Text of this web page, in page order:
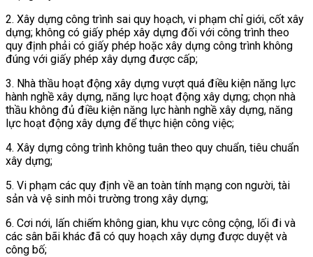
2. Xây dựng công trình sai quy hoạch, vi phạm chỉ giới, cốt xây
dựng; không có giấy phép xây dựng đối với công trình theo
quy định phải có giấy phép hoặc xây dựng công trình không
đúng với giấy phép xây dựng được cấp;
3. Nhà thầu hoạt động xây dựng vượt quá điều kiện năng lực
hành nghề xây dựng, năng lực hoạt động xây dựng; chọn nhà
thầu không đủ điều kiện năng lực hành nghề xây dựng, năng
lực hoạt động xây dựng để thực hiện công việc;
4. Xây dựng công trình không tuân theo quy chuẩn, tiêu chuẩn
xây dựng;
5. Vi phạm các quy định về an toàn tính mạng con người, tài
sản và vệ sinh môi trường trong xây dựng;
6. Cơi nới, lấn chiếm không gian, khu vực công cộng, lối đi và
các sân bãi khác đã có quy hoạch xây dựng được duyệt và
công bố;